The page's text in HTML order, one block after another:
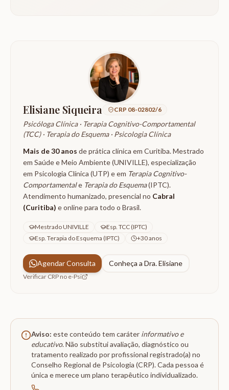
Elisiane Siqueira CRP 08-02802/6
Psicóloga Clínica · Terapia Cognitivo-Comportamental
(TCC) · Terapia do Esquema · Psicologia Clínica
Mais de 30 anos de prática clínica em Curitiba. Mestrado
em Saúde e Meio Ambiente (UNIVILLE), especialização
em Psicologia Clínica (UTP) e em Terapia Cognitivo-
Comportamentale Terapia do Esquema(IPTC).
Atendimento humanizado, presencial no Cabral
(Curitiba) e online para todo o Brasil.
Mestrado UNIVILLE
Esp. TCC (IPTC)
Esp. Terapia do Esquema (IPTC)
+30 anos
Agendar Consulta Conheça a Dra. Elisiane
Verificar CRP no e-Psi
Aviso: este conteúdo tem caráter informativo e
educativo. Não substitui avaliação, diagnóstico ou
tratamento realizado por profissional registrado(a) no
Conselho Regional de Psicologia (CRP). Cada pessoa é
única e merece um plano terapêutico individualizado.